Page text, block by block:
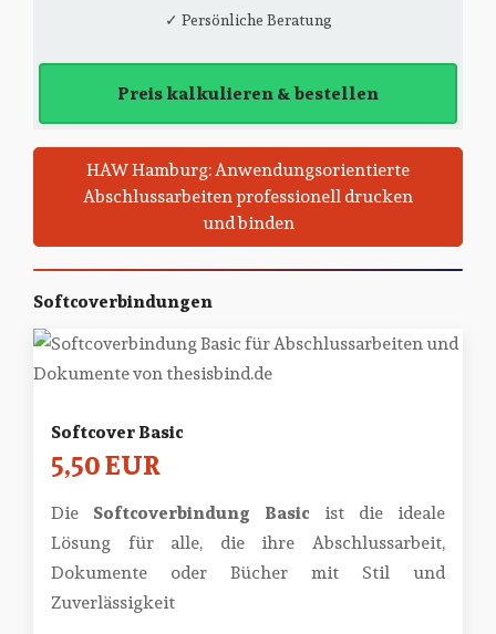
✓ Persönliche Beratung
Preis kalkulieren & bestellen
HAW Hamburg: Anwendungsorientierte
Abschlussarbeiten professionell drucken
und binden
Softcoverbindungen
Softcover Basic
5,50 EUR
Die Softcoverbindung Basic ist die ideale
Lösung für alle, die ihre Abschlussarbeit,
Dokumente oder Bücher mit Stil und
Zuverlässigkeit